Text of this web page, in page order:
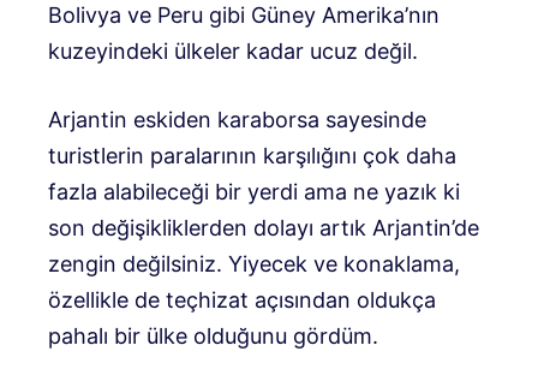
Bolivya ve Peru gibi Güney Amerika’nın
kuzeyindeki ülkeler kadar ucuz değil.
Arjantin eskiden karaborsa sayesinde
turistlerin paralarının karşılığını çok daha
fazla alabileceği bir yerdi ama ne yazık ki
son değişikliklerden dolayı artık Arjantin’de
zengin değilsiniz. Yiyecek ve konaklama,
özellikle de teçhizat açısından oldukça
pahalı bir ülke olduğunu gördüm.